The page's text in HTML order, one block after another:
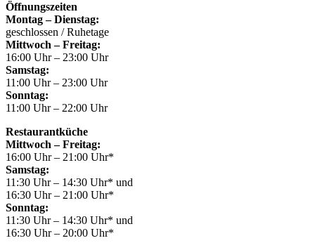
Öffnungszeiten
Montag – Dienstag:
geschlossen / Ruhetage
Mittwoch – Freitag:
16:00 Uhr – 23:00 Uhr
Samstag:
11:00 Uhr – 23:00 Uhr
Sonntag:
11:00 Uhr – 22:00 Uhr
Restaurantküche
Mittwoch – Freitag:
16:00 Uhr – 21:00 Uhr*
Samstag:
11:30 Uhr – 14:30 Uhr* und
16:30 Uhr – 21:00 Uhr*
Sonntag:
11:30 Uhr – 14:30 Uhr* und
16:30 Uhr – 20:00 Uhr*